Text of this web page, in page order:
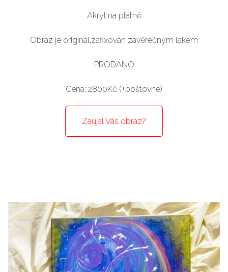
Akryl na plátně
Obraz je originál,zafixován závěrečným lakem
PRODÁNO
Cena: 2800Kč (+poštovné)
Zaujal Vás obraz?